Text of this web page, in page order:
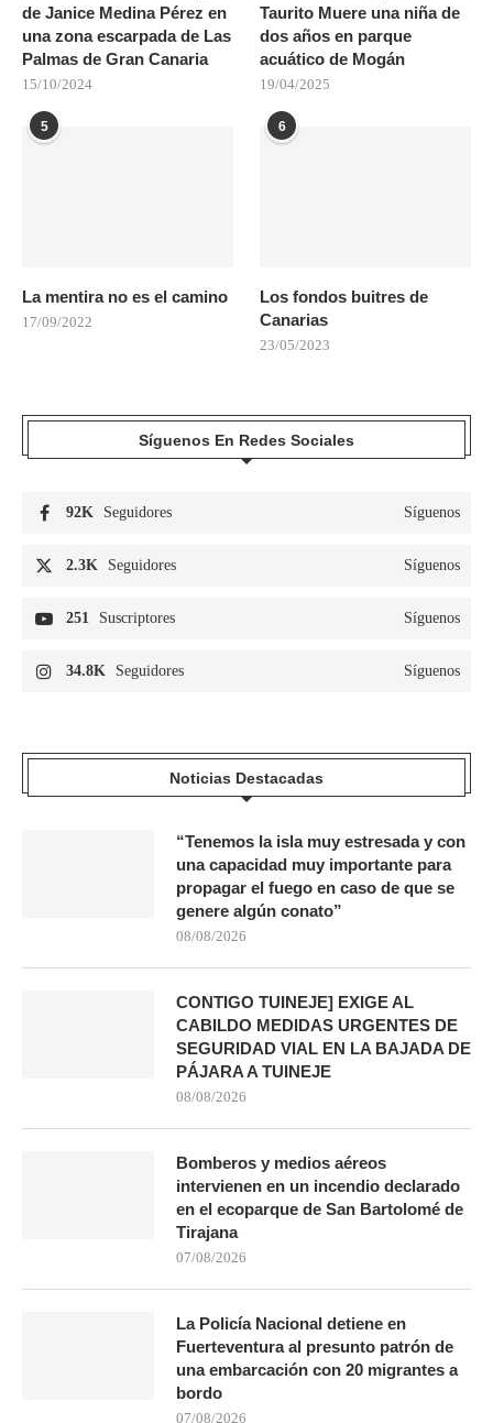
de Janice Medina Pérez en
una zona escarpada de Las
Palmas de Gran Canaria
15/10/2024
Taurito Muere una niña de
dos años en parque
acuático de Mogán
19/04/2025
5
La mentira no es el camino
17/09/2022
6
Los fondos buitres de
Canarias
23/05/2023
Síguenos En Redes Sociales
92K Seguidores Síguenos
2.3K Seguidores Síguenos
251 Suscriptores Síguenos
34.8K Seguidores Síguenos
Noticias Destacadas
“Tenemos la isla muy estresada y con
una capacidad muy importante para
propagar el fuego en caso de que se
genere algún conato”
08/08/2026
CONTIGO TUINEJE] EXIGE AL
CABILDO MEDIDAS URGENTES DE
SEGURIDAD VIAL EN LA BAJADA DE
PÁJARA A TUINEJE
08/08/2026
Bomberos y medios aéreos
intervienen en un incendio declarado
en el ecoparque de San Bartolomé de
Tirajana
07/08/2026
La Policía Nacional detiene en
Fuerteventura al presunto patrón de
una embarcación con 20 migrantes a
bordo
07/08/2026